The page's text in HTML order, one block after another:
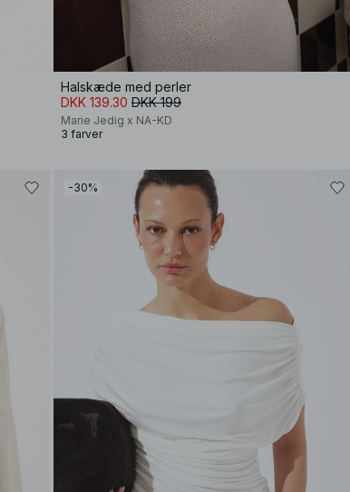
Halskæde med perler
DKK 139.30 DKK 199
Marie Jedig x NA-KD
3 farver
-30%